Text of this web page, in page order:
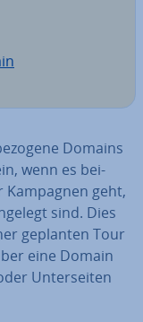
Domains
wenn es bei­
geht,
sind. Dies
geplanten Tour
eine Domain
Un­ter­sei­ten